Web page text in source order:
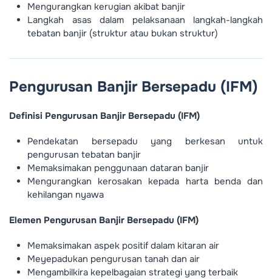
Mengurangkan kerugian akibat banjir
Langkah asas dalam pelaksanaan langkah-langkah
tebatan banjir (struktur atau bukan struktur)
Pengurusan Banjir Bersepadu (IFM)
Definisi Pengurusan Banjir Bersepadu (IFM)
Pendekatan bersepadu yang berkesan untuk
pengurusan tebatan banjir
Memaksimakan penggunaan dataran banjir
Mengurangkan kerosakan kepada harta benda dan
kehilangan nyawa
Elemen Pengurusan Banjir Bersepadu (IFM)
Memaksimakan aspek positif dalam kitaran air
Meyepadukan pengurusan tanah dan air
Mengambilkira kepelbagaian strategi yang terbaik